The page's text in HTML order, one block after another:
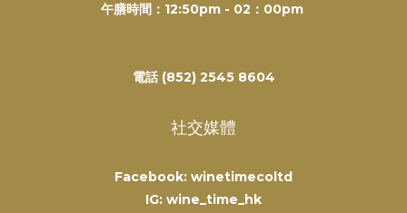
午膳時間：12:50pm - 02：00pm
電話 (852) 2545 8604
社交媒體
Facebook: winetimecoltd
IG: wine_time_hk